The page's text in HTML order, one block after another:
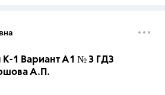
К-1 Вариант А1 № 3 ГДЗ
А.П.